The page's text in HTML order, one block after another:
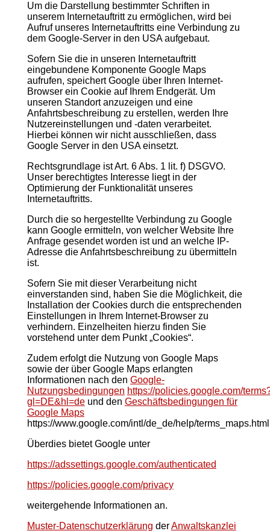
Um die Darstellung bestimmter Schriften in
unserem Internetauftritt zu ermöglichen, wird bei
Aufruf unseres Internetauftritts eine Verbindung zu
dem Google-Server in den USA aufgebaut.
Sofern Sie die in unseren Internetauftritt
eingebundene Komponente Google Maps
aufrufen, speichert Google über Ihren Internet-
Browser ein Cookie auf Ihrem Endgerät. Um
unseren Standort anzuzeigen und eine
Anfahrtsbeschreibung zu erstellen, werden Ihre
Nutzereinstellungen und -daten verarbeitet.
Hierbei können wir nicht ausschließen, dass
Google Server in den USA einsetzt.
Rechtsgrundlage ist Art. 6 Abs. 1 lit. f) DSGVO.
Unser berechtigtes Interesse liegt in der
Optimierung der Funktionalität unseres
Internetauftritts.
Durch die so hergestellte Verbindung zu Google
kann Google ermitteln, von welcher Website Ihre
Anfrage gesendet worden ist und an welche IP-
Adresse die Anfahrtsbeschreibung zu übermitteln
ist.
Sofern Sie mit dieser Verarbeitung nicht
einverstanden sind, haben Sie die Möglichkeit, die
Installation der Cookies durch die entsprechenden
Einstellungen in Ihrem Internet-Browser zu
verhindern. Einzelheiten hierzu finden Sie
vorstehend unter dem Punkt „Cookies“.
Zudem erfolgt die Nutzung von Google Maps
sowie der über Google Maps erlangten
Informationen nach den Google-
Nutzungsbedingungen https://policies.google.com/
gl=DE&hl=deund den Geschäftsbedingungen für
Google Maps
https://www.google.com/intl/de_de/help/
Überdies bietet Google unter
https://adssettings.google.com/authenticated
https://policies.google.com/privacy
weitergehende Informationen an.
Muster-Datenschutzerklärung derAnwaltskanzlei